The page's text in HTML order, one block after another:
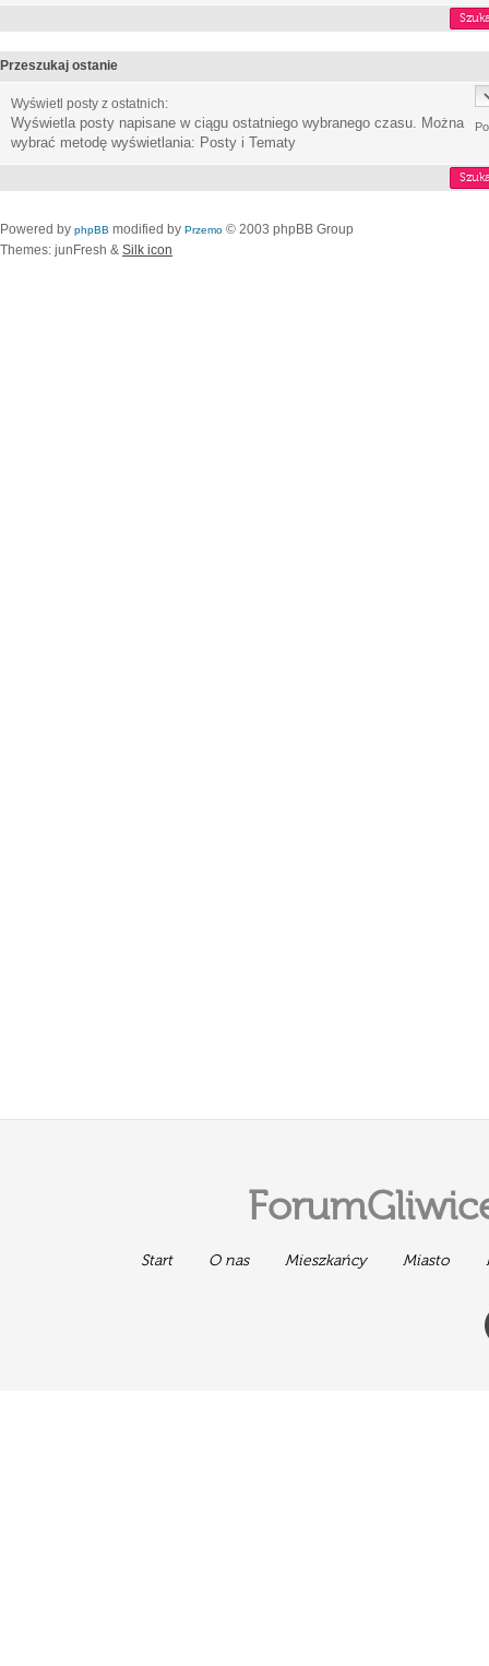
Przeszukaj ostanie
Wyświetl posty z ostatnich:
Wyświetla posty napisane w ciągu ostatniego wybranego czasu. Można
wybrać metodę wyświetlania: Posty i Tematy
Powered by phpBB modified by Przemo © 2003 phpBB Group
Themes: junFresh & Silk icon
Start O nas Mieszkańcy Miasto